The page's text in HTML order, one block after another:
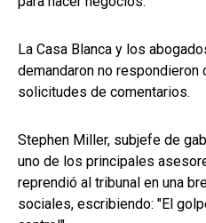
La Casa Blanca y los
demandaron no respondieron
solicitudes de comentarios.
Stephen Miller, subjefe de
uno de los principales
reprendió al tribunal en una
sociales, escribiendo: "El